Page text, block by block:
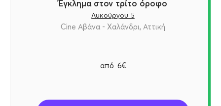
Έγκλημα στον τρίτο όροφο
Λυκούργου 5
Cine Αβάνα - Χαλάνδρι, Αττική
από 6€